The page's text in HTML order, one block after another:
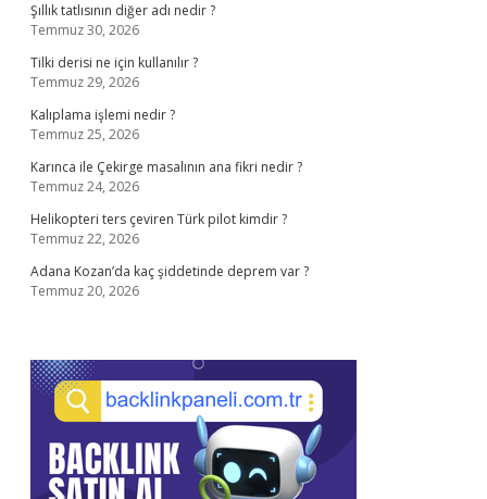
Şıllık tatlısının diğer adı nedir ?
Temmuz 30, 2026
Tilki derisi ne için kullanılır ?
Temmuz 29, 2026
Kalıplama işlemi nedir ?
Temmuz 25, 2026
Karınca ile Çekirge masalının ana fikri nedir ?
Temmuz 24, 2026
Helikopteri ters çeviren Türk pilot kimdir ?
Temmuz 22, 2026
Adana Kozan’da kaç şiddetinde deprem var ?
Temmuz 20, 2026